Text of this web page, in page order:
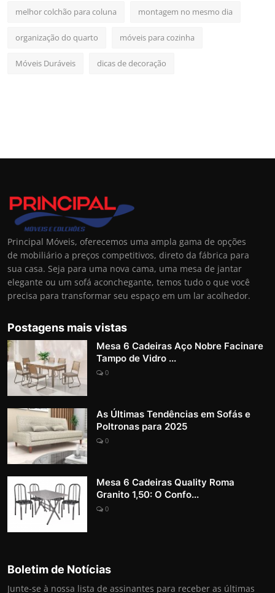
melhor colchão para coluna montagem no mesmo dia
organização do quarto móveis para cozinha
Móveis Duráveis dicas de decoração
Principal Móveis, oferecemos uma ampla gama de opções
de mobiliário a preços competitivos, direto da fábrica para
sua casa. Seja para uma nova cama, uma mesa de jantar
elegante ou um sofá aconchegante, temos tudo o que você
precisa para transformar seu espaço em um lar acolhedor.
Postagens mais vistas
Mesa 6 Cadeiras Aço Nobre Facinare
Tampo de Vidro ...
0
As Últimas Tendências em Sofás e
Poltronas para 2025
0
Mesa 6 Cadeiras Quality Roma
Granito 1,50: O Confo...
0
Boletim de Notícias
Junte-se à nossa lista de assinantes para receber as últimas